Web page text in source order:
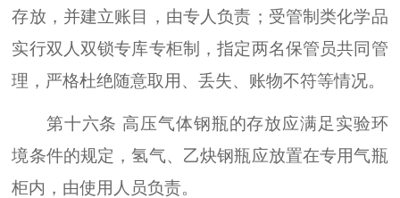
存放，并建立账目，由专人负责；受管制类化学品
实行双人双锁专库专柜制，指定两名保管员共同管
理，严格杜绝随意取用、丢失、账物不符等情况。
第十六条 高压气体钢瓶的存放应满足实验环
境条件的规定，氢气、乙炔钢瓶应放置在专用气瓶
柜内，由使用人员负责。